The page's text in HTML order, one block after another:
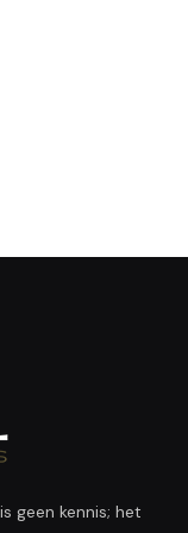
geen kennis; het